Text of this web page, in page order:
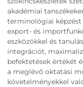
akadémiai
terminológiai képzést
export- és
eszközökkel és
integrációt,
befektetések értékét
a meglévő oktatási
követelményekkel